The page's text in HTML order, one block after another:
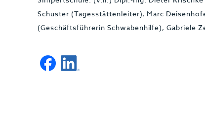
Schuster (Tagesstättenleiter), Marc
(Geschäftsführerin Schwabenhilfe), Gabriele